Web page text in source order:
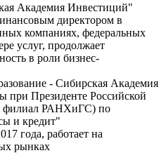
Академия Инвестиций"
директором в
компаниях, федеральных
услуг, продолжает
в роли бизнес-
- Сибирская Академия
при Президенте Российской
филиал РАНХиГС) по
и кредит"
года, работает на
рынках